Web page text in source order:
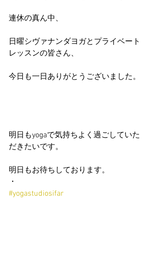
連休の真ん中、
日曜シヴァナンダヨガとプライベート
レッスンの皆さん、
今日も一日ありがとうございました。
明日もyogaで気持ちよく過ごしていた
だきたいです。
明日もお待ちしております。
・
#yogastudiosifar